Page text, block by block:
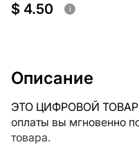
$ 4.50 i
Описание
ЭТО ЦИФРОВОЙ ТОВАР -
оплаты вы мгновенно
товара.